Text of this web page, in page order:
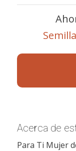
Acerca de
Para Ti Mujer